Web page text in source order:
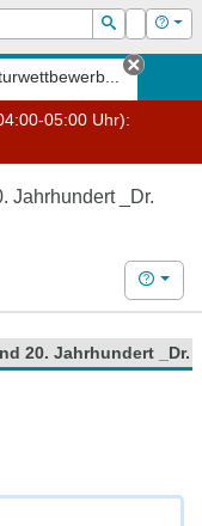
Suchen
Login Hilfe
Tab
05:00 Uhr):
Jahrhundert _Dr.
Hilfe
20. Jahrhundert _Dr.